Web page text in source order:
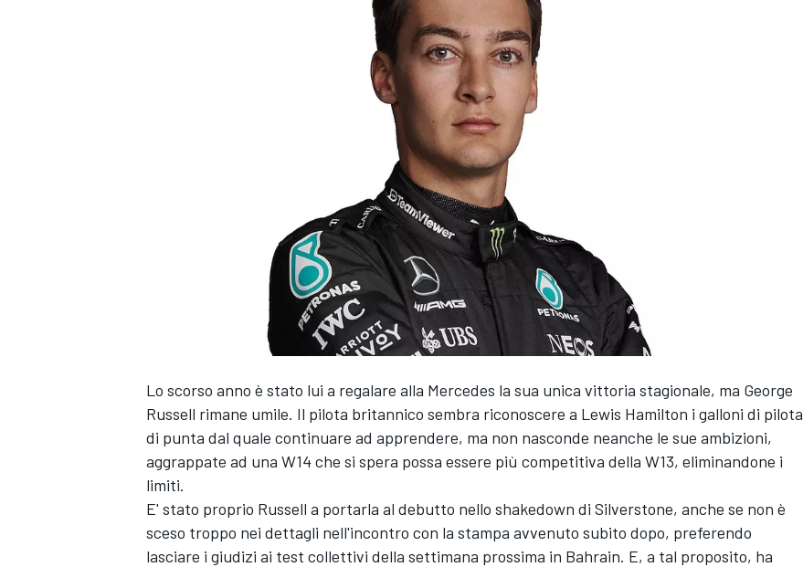
MONOPOSTO
Lo scorso anno è stato lui a regalare alla Mercedes la sua unica vittoria stagionale, ma George
Russell rimane umile. Il pilota britannico sembra riconoscere a Lewis Hamilton i galloni di pilota
di punta dal quale continuare ad apprendere, ma non nasconde neanche le sue ambizioni,
aggrappate ad una W14 che si spera possa essere più competitiva della W13, eliminandone i
limiti.
E' stato proprio Russell a portarla al debutto nello shakedown di Silverstone, anche se non è
sceso troppo nei dettagli nell'incontro con la stampa avvenuto subito dopo, preferendo
lasciare i giudizi ai test collettivi della settimana prossima in Bahrain. E, a tal proposito, ha